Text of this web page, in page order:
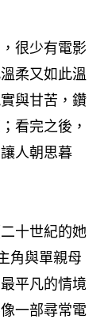
很少有電影
柔又如此溫
與甘苦，鑽
看完之後，
人朝思暮
十世紀的她
角與單親母
平凡的情境
一部尋常電